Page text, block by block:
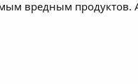
вредным